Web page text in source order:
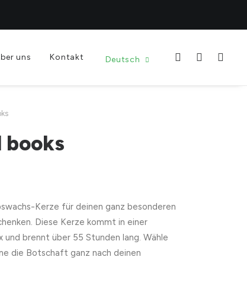
uns Kontakt Deutsch
books
Kerze für deinen ganz besonderen
Diese Kerze kommt in einer
brennt über 55 Stunden lang. Wähle
die Botschaft ganz nach deinen